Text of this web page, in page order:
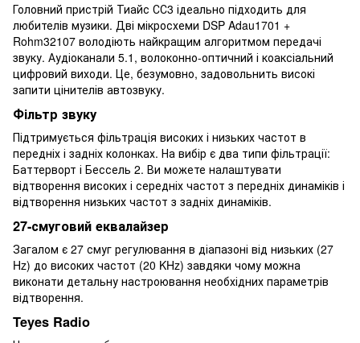
Головний пристрій Тиайс СС3 ідеально підходить для
любителів музики. Дві мікросхеми DSP Adau1701 +
Rohm32107 володіють найкращим алгоритмом передачі
звуку. Аудіоканали 5.1, волоконно-оптичний і коаксіальний
цифровий виходи. Це, безумовно, задовольнить високі
запити цінителів автозвуку.
Фільтр звуку
Підтримується фільтрація високих і низьких частот в
передніх і задніх колонках. На вибір є два типи фільтрації:
Баттерворт і Бессель 2. Ви можете налаштувати
відтворення високих і середніх частот з передніх динаміків і
відтворення низьких частот з задніх динаміків.
27-смуговий еквалайзер
Загалом є 27 смуг регулювання в діапазоні від низьких (27
Hz) до високих частот (20 KHz) завдяки чому можна
виконати детальну настроювання необхідних параметрів
відтворення.
Teyes Radio